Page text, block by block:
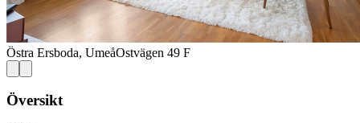
Östra Ersboda, UmeåOstvägen 49 F
Översikt